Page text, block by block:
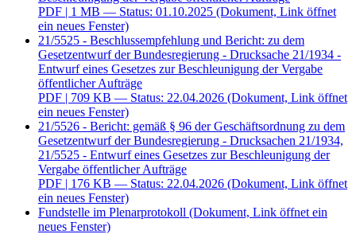
PDF | 1 MB — Status: 01.10.2025 (Dokument, Link öffnet
ein neues Fenster)
21/5525 - Beschlussempfehlung und Bericht: zu dem
Gesetzentwurf der Bundesregierung - Drucksache 21/1934 -
Entwurf eines Gesetzes zur Beschleunigung der Vergabe
öffentlicher Aufträge
PDF | 709 KB — Status: 22.04.2026 (Dokument, Link öffnet
ein neues Fenster)
21/5526 - Bericht: gemäß § 96 der Geschäftsordnung zu dem
Gesetzentwurf der Bundesregierung - Drucksachen 21/1934,
21/5525 - Entwurf eines Gesetzes zur Beschleunigung der
Vergabe öffentlicher Aufträge
PDF | 176 KB — Status: 22.04.2026 (Dokument, Link öffnet
ein neues Fenster)
Fundstelle im Plenarprotokoll (Dokument, Link öffnet ein
neues Fenster)